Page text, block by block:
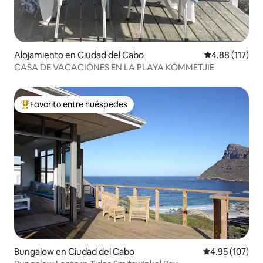
Alojamiento en Ciudad del Cabo Calificación
4.88 (117)
CASA DE VACACIONES EN LA PLAYA KOMMETJIE
Favorito entre huéspedes preferido
Favorito entre huéspedes
Bungalow en Ciudad del Cabo Calificación
4.95 (107)